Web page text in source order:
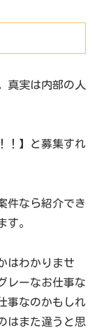
真実は内部の人
！】と募集すれ
件なら紹介でき
。
はわかりませ
レーなお仕事な
事なのかもしれ
はまた違うと思